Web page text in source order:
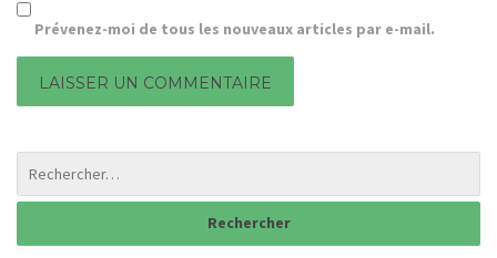
Prévenez-moi de tous les nouveaux articles par e-mail.